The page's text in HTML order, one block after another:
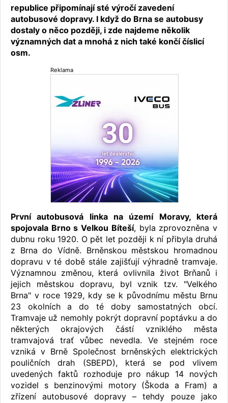
republice připomínají sté výročí zavedení
autobusové dopravy. I když do Brna se autobusy
dostaly o něco později, i zde najdeme několik
významných dat a mnohá z nich také končí číslicí
osm.
Reklama
První autobusová linka na území Moravy, která
spojovala Brno s Velkou Bíteší, byla zprovozněna v
dubnu roku 1920. O pět let později k ní přibyla druhá
z Brna do Vídně. Brněnskou městskou hromadnou
dopravu v té době stále zajišťují výhradně tramvaje.
Významnou změnou, která ovlivnila život Brňanů i
jejich městskou dopravu, byl vznik tzv. "Velkého
Brna" v roce 1929, kdy se k původnímu městu Brnu
23 okolních a do té doby samostatných obcí.
Tramvaje už nemohly pokrýt dopravní poptávku a do
některých okrajových částí vzniklého města
tramvajová trať vůbec nevedla. Ve stejném roce
vzniká v Brně Společnost brněnských elektrických
pouličních drah (SBEPD), která se pod vlivem
uvedených faktů rozhoduje pro nákup 14 nových
vozidel s benzinovými motory (Škoda a Fram) a
zřízení autobusové dopravy – tehdy pouze jako